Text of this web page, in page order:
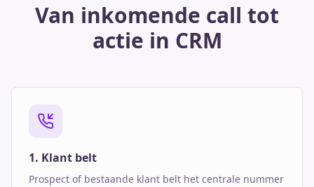
Van inkomende call tot
actie in CRM
1. Klant belt
Prospect of bestaande klant belt het centrale nummer